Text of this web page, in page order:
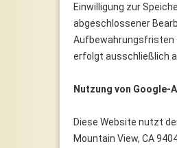
Einwilligung zur
abgeschlossener
Aufbewahrungsfristen
erfolgt ausschließlich
Nutzung von Google-
Diese Website nutzt
Mountain View, CA